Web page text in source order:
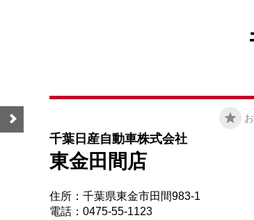
千葉日産自動車株式会社
東金田間店
住所：千葉県東金市田間983-1
電話：0475-55-1123